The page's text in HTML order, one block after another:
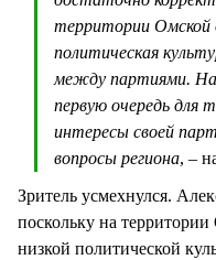
территории Омской
политическая
между партиями.
первую очередь для
интересы своей
вопросы региона, –
Зритель усмехнулся.
поскольку на
низкой политической